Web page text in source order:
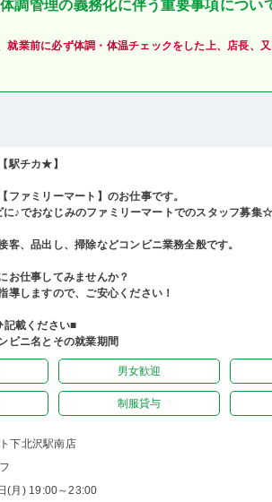
体調管理の義務化に伴う重要事項につい
就業前に必ず体調・体温チェックをした上、店長、
駅チカ★】
ファミリーマート】のお仕事です。
♪でおなじみのファミリーマートでのスタッフ募集
客、品出し、掃除などコンビニ業務全般です。
お仕事してみませんか？
導しますので、ご安心ください！
記載ください■
ビニ名とその就業期間
男女歓迎
制服貸与
下北沢駅南店
(月) 19:00～23:00